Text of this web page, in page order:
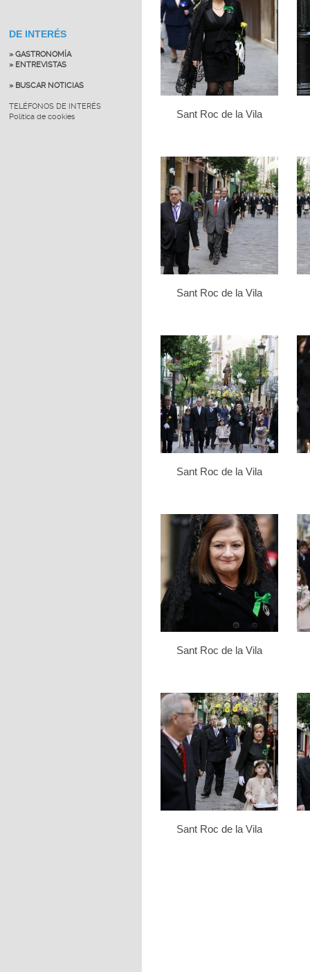
DE INTERÉS
» GASTRONOMÍA
» ENTREVISTAS
» BUSCAR NOTICIAS
TELÉFONOS DE INTERÉS
Política de cookies
Sant Roc de la Vila
Sant Roc de la Vila
Sant Roc de la Vila
Sant Roc de la Vila
Sant Roc de la Vila